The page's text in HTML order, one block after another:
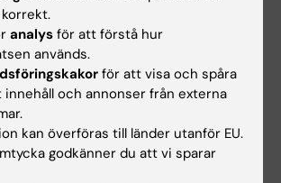
Cancer och onkologi
04-06
analys för att förstå hur
används.
för att visa och spåra
innehåll och annonser från externa
kan överföras till länder utanför EU.
godkänner du att vi sparar